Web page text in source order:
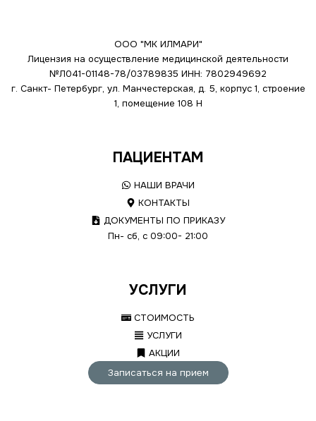
ООО "МК ИЛМАРИ"
Лицензия на осуществление медицинской деятельности
№Л041-01148-78/03789835 ИНН: 7802949692
г. Санкт- Петербург, ул. Манчестерская, д. 5, корпус 1, строение
1, помещение 108 Н
ПАЦИЕНТАМ
НАШИ ВРАЧИ
КОНТАКТЫ
ДОКУМЕНТЫ ПО ПРИКАЗУ
Пн- сб, с 09:00- 21:00
УСЛУГИ
СТОИМОСТЬ
УСЛУГИ
АКЦИИ
Записаться на прием